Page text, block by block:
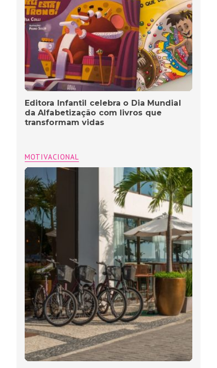
Editora Infantil celebra o Dia Mundial
da Alfabetização com livros que
transformam vidas
MOTIVACIONAL